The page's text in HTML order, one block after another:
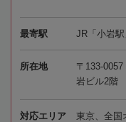
最寄駅 JR「小岩
所在地
〒133-
岩ビル2階
対応エリア 東京、全国